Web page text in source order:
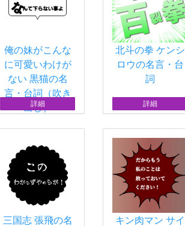
俺の妹がこんな
に可愛いわけが
ない 黒猫の名
言・台詞（吹き
出し）
詳細
北斗の拳 ケンシ
ロウの名言・台
詞
詳細
三国志 張飛の名
キン肉マン サイ